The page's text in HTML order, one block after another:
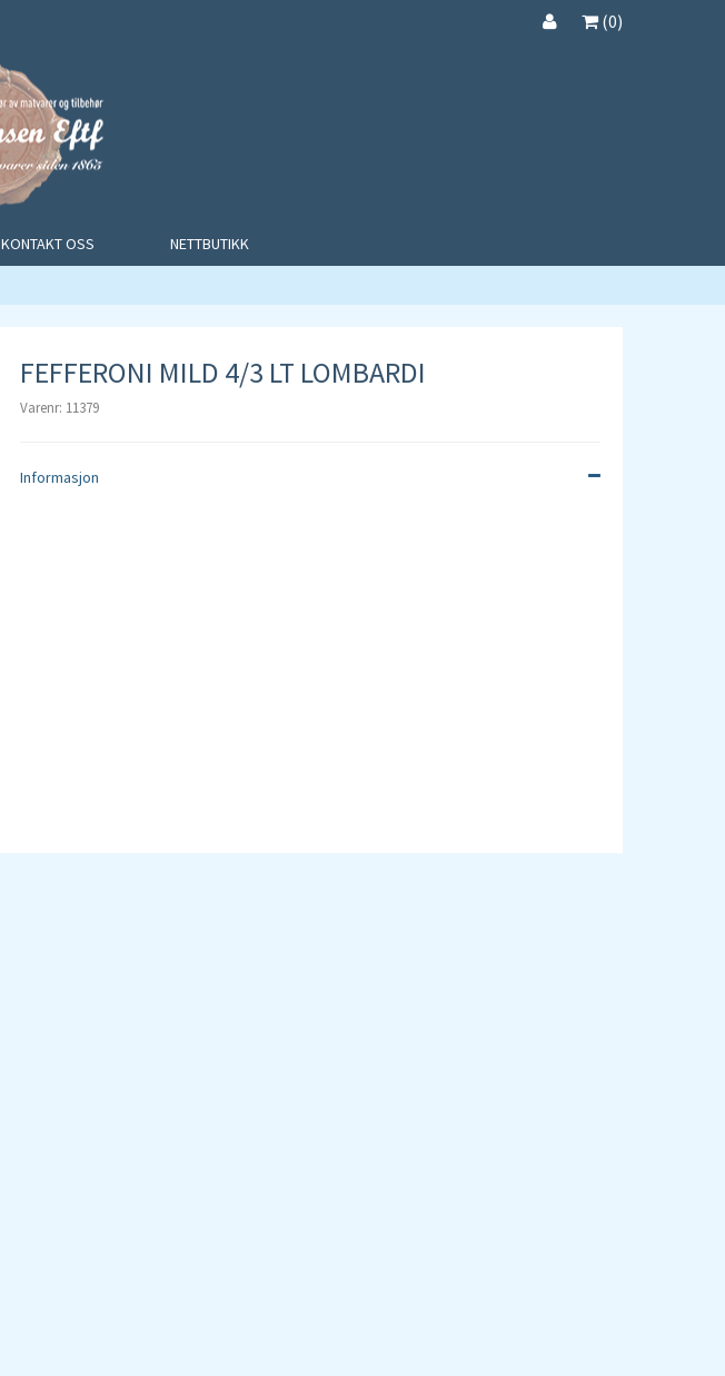
(0)
KONTAKT OSS NETTBUTIKK
FEFFERONI MILD 4/3 LT LOMBARDI
Varenr: 11379
Informasjon